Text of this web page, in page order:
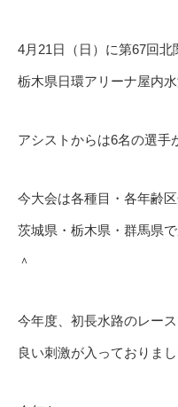
4月21日（日）に第67回
栃木県日環アリーナ屋内
アシストからは6名の選手
今大会は各種目・各年齢
茨城県・栃木県・群馬県
＾
今年度、初長水路のレー
良い刺激が入っておりま